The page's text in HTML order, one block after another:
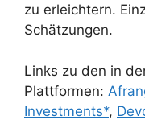
zu erleichtern.
Schätzungen.
Links zu den in
Plattformen:
Investments*,